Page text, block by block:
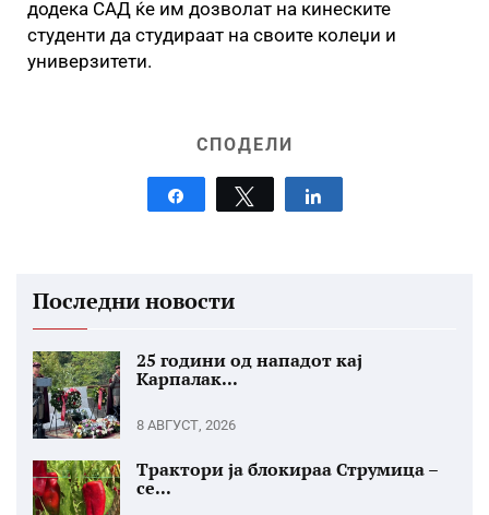
додека САД ќе им дозволат на кинеските
студенти да студираат на своите колеџи и
универзитети.
СПОДЕЛИ
Tweet
Последни новости
25 години од нападот кај
Карпалак...
8 АВГУСТ, 2026
Трактори ја блокираа Струмица –
се...